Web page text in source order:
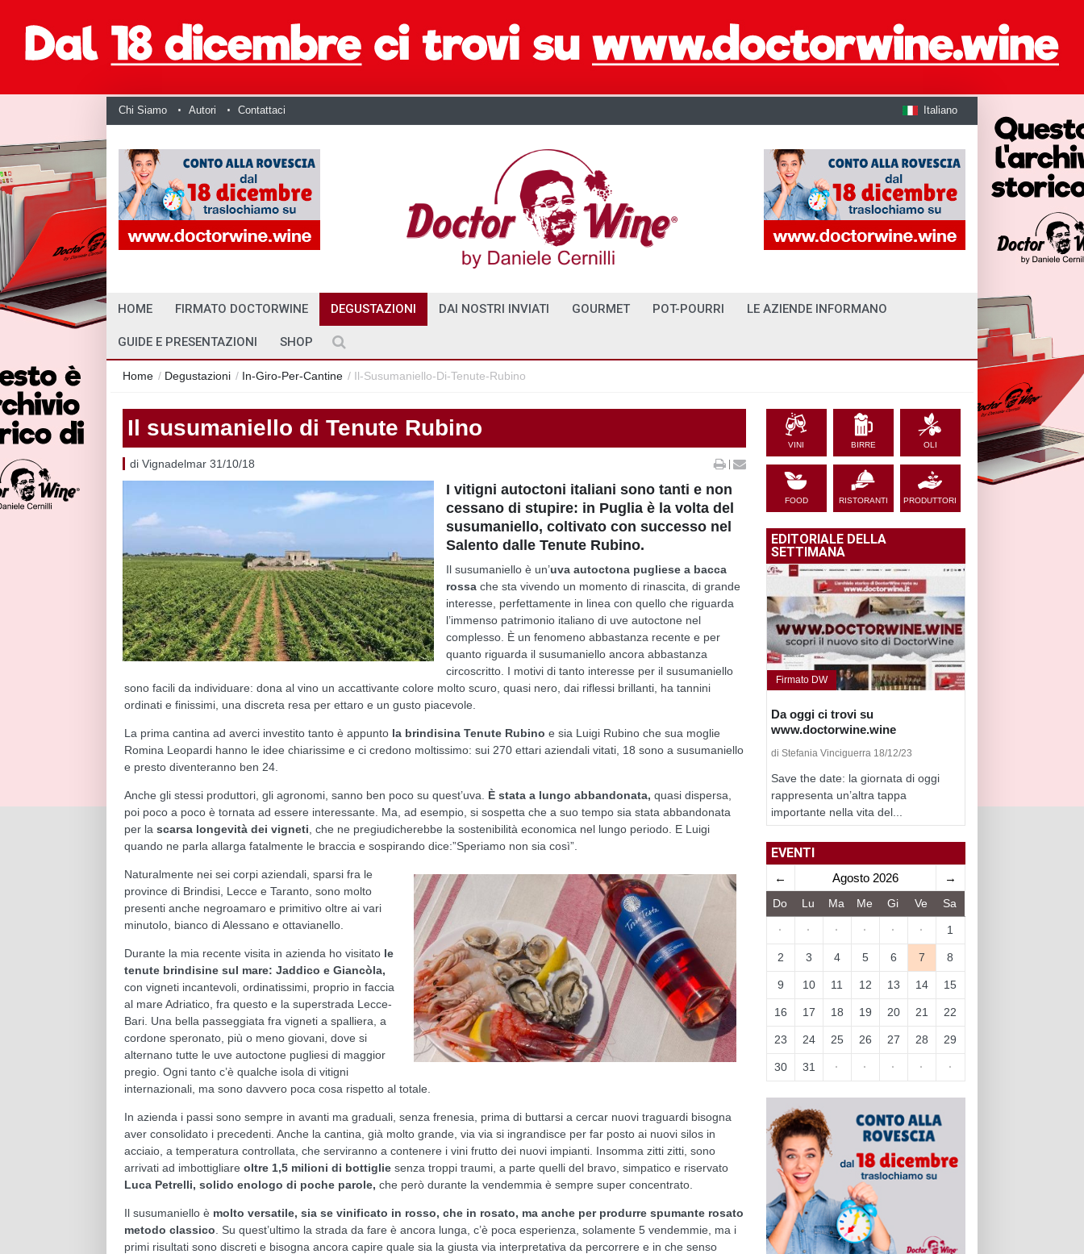
Chi Siamo Autori Contattaci Italiano
HOME FIRMATO DOCTORWINE DEGUSTAZIONI DAI NOSTRI INVIATI GOURMET POT-POURRI LE AZIENDE INFORMANO
GUIDE E PRESENTAZIONI SHOP
Home / Degustazioni / In-Giro-Per-Cantine / Il-Susumaniello-Di-Tenute-Rubino
Il susumaniello di Tenute Rubino
di Vignadelmar 31/10/18 |
I vitigni autoctoni italiani sono tanti e non
cessano di stupire: in Puglia è la volta del
susumaniello, coltivato con successo nel
Salento dalle Tenute Rubino.
Il susumaniello è un’uva autoctona pugliese a bacca
rossache sta vivendo un momento di rinascita, di grande
interesse, perfettamente in linea con quello che riguarda
l’immenso patrimonio italiano di uve autoctone nel
complesso. È un fenomeno abbastanza recente e per
quanto riguarda il susumaniello ancora abbastanza
circoscritto. I motivi di tanto interesse per il susumaniello
sono facili da individuare: dona al vino un accattivante colore molto scuro, quasi nero, dai riflessi brillanti, ha tannini
ordinati e finissimi, una discreta resa per ettaro e un gusto piacevole.
La prima cantina ad averci investito tanto è appunto la brindisina Tenute Rubino e sia Luigi Rubino che sua moglie
Romina Leopardi hanno le idee chiarissime e ci credono moltissimo: sui 270 ettari aziendali vitati, 18 sono a susumaniello
e presto diventeranno ben 24.
Anche gli stessi produttori, gli agronomi, sanno ben poco su quest’uva. È stata a lungo abbandonata, quasi dispersa,
poi poco a poco è tornata ad essere interessante. Ma, ad esempio, si sospetta che a suo tempo sia stata abbandonata
per la scarsa longevità dei vigneti , che ne pregiudicherebbe la sostenibilità economica nel lungo periodo. E Luigi
quando ne parla allarga fatalmente le braccia e sospirando dice:”Speriamo non sia così”.
Naturalmente nei sei corpi aziendali, sparsi fra le
province di Brindisi, Lecce e Taranto, sono molto
presenti anche negroamaro e primitivo oltre ai vari
minutolo, bianco di Alessano e ottavianello.
Durante la mia recente visita in azienda ho visitato le
tenute brindisine sul mare: Jaddico e Giancòla,
con vigneti incantevoli, ordinatissimi, proprio in faccia
al mare Adriatico, fra questo e la superstrada Lecce-
Bari. Una bella passeggiata fra vigneti a spalliera, a
cordone speronato, più o meno giovani, dove si
alternano tutte le uve autoctone pugliesi di maggior
pregio. Ogni tanto c’è qualche isola di vitigni
internazionali, ma sono davvero poca cosa rispetto al totale.
In azienda i passi sono sempre in avanti ma graduali, senza frenesia, prima di buttarsi a cercar nuovi traguardi bisogna
aver consolidato i precedenti. Anche la cantina, già molto grande, via via si ingrandisce per far posto ai nuovi silos in
acciaio, a temperatura controllata, che serviranno a contenere i vini frutto dei nuovi impianti. Insomma zitti zitti, sono
arrivati ad imbottigliare oltre 1,5 milioni di bottiglie senza troppi traumi, a parte quelli del bravo, simpatico e riservato
Luca Petrelli, solido enologo di poche parole, che però durante la vendemmia è sempre super concentrato.
Il susumaniello è molto versatile, sia se vinificato in rosso, che in rosato, ma anche per produrre spumante rosato
metodo classico . Su quest’ultimo la strada da fare è ancora lunga, c’è poca esperienza, solamente 5 vendemmie, ma i
primi risultati sono discreti e bisogna ancora capire quale sia la giusta via interpretativa da percorrere e in che senso
VINI BIRRE OLI
FOOD RISTORANTI PRODUTTORI
EDITORIALE DELLA
SETTIMANA
Firmato DW
Da oggi ci trovi su
www.doctorwine.wine
di Stefania Vinciguerra 18/12/23
Save the date: la giornata di oggi
rappresenta un’altra tappa
importante nella vita del...
EVENTI
← Agosto 2026 →
Do Lu Ma Me Gi Ve Sa
· · · · · · 1
2 3 4 5 6 7 8
9 10 11 12 13 14 15
16 17 18 19 20 21 22
23 24 25 26 27 28 29
30 31 · · · · ·